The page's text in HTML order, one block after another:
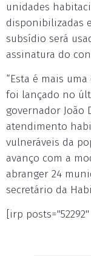
unidades
disponibilizadas
subsídio será
assinatura do
“Esta é mais
foi lançado no
governador João
atendimento
vulneráveis da
avanço com a
abranger 24
secretário da
[irp posts="52292" ]